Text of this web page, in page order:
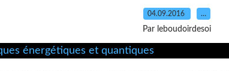
04.09.2016 …
Par leboudoirdesoi